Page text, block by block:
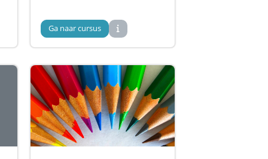
Ga naar cursus